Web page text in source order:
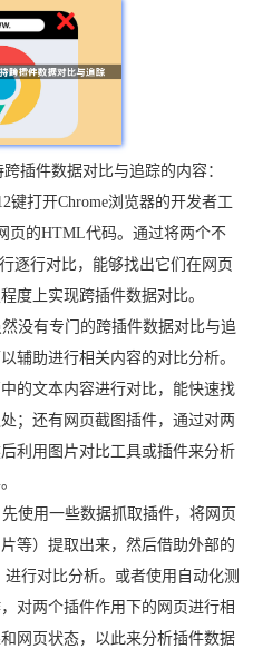
插件数据对比与追踪的内容：
键打开Chrome浏览器的开发者工
页的HTML代码。通过将两个不
逐行对比，能够找出它们在网页
度上实现跨插件数据对比。
没有专门的跨插件数据对比与追
辅助进行相关内容的对比分析。
的文本内容进行对比，能快速找
；还有网页截图插件，通过对两
利用图片对比工具或插件来分析
使用一些数据抓取插件，将网页
等）提取出来，然后借助外部的
行对比分析。或者使用自动化测
对两个插件作用下的网页进行相
网页状态，以此来分析插件数据